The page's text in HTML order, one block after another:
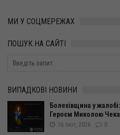
МИ У СОЦМЕРЕЖАХ
ПОШУК НА САЙТІ
ВИПАДКОВІ НОВИНИ
Болехівщина у
Героєм Миколою
16 лют, 2026 0